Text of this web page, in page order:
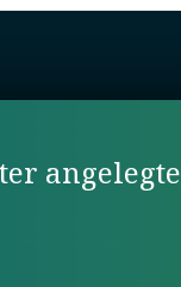
angelegte